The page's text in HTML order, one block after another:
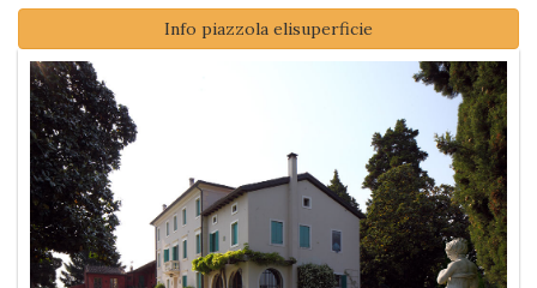
Info piazzola elisuperficie